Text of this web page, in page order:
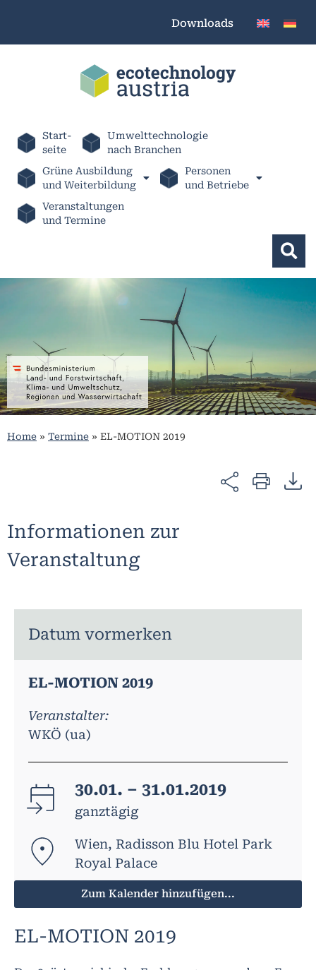
Downloads
Start-
seite
Umwelttechnologie
nach Branchen
Grüne Ausbildung
und Weiterbildung
Personen
und Betriebe
Veranstaltungen
und Termine
Home » Termine » EL-MOTION 2019
Informationen zur
Veranstaltung
Datum vormerken
EL-MOTION 2019
Veranstalter:
WKÖ (ua)
30.01. – 31.01.2019
ganztägig
Wien, Radisson Blu Hotel Park
Royal Palace
Zum Kalender hinzufügen...
EL-MOTION 2019